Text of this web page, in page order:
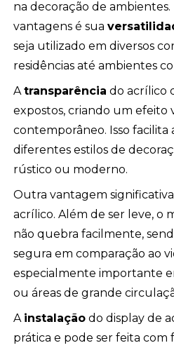
na decoração de ambientes.
vantagens é sua
seja utilizado em diversos
residências até ambientes
Atransparência do acrílico
expostos, criando um efeito
contemporâneo. Isso facilita
diferentes estilos de
rústico ou moderno.
Outra vantagem significativa
acrílico. Além de ser leve, o
não quebra facilmente,
segura em comparação ao
especialmente importante
ou áreas de grande
A instalação do display de
prática e pode ser feita com